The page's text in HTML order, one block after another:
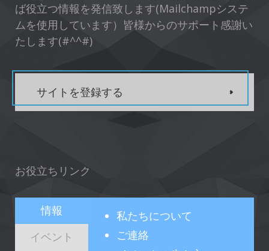
ば役立つ情報を発信致します(Mailchampシステ
ムを使用しています）皆様からのサポート感謝い
たします(#^^#)
サイトを登録する
お役立ちリンク
情報
イベント
私たちについて
ご連絡